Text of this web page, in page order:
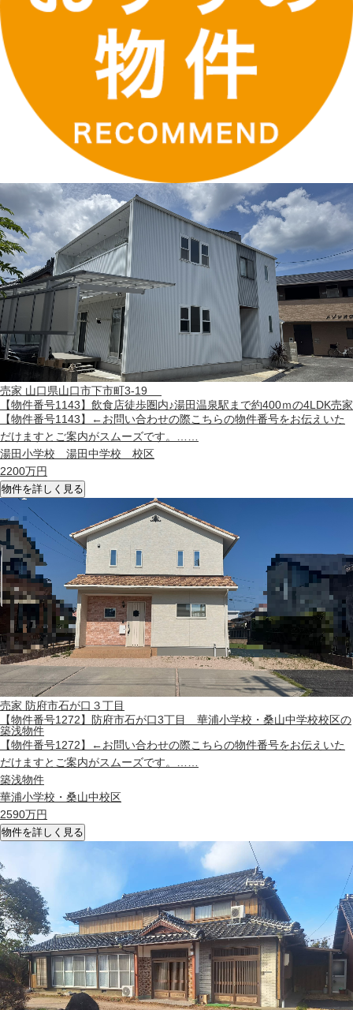
売家 山口県山口市下市町3-19
【物件番号1143】飲食店徒歩圏内♪湯田温泉駅まで約400ｍの4LDK売家
【物件番号1143】←お問い合わせの際こちらの物件番号をお伝えいた
だけますとご案内がスムーズです。……
湯田小学校 湯田中学校 校区
2200万円
物件を詳しく見る
売家 防府市石が口３丁目
【物件番号1272】防府市石が口3丁目 華浦小学校・桑山中学校校区の
築浅物件
【物件番号1272】←お問い合わせの際こちらの物件番号をお伝えいた
だけますとご案内がスムーズです。……
築浅物件
華浦小学校・桑山中校区
2590万円
物件を詳しく見る